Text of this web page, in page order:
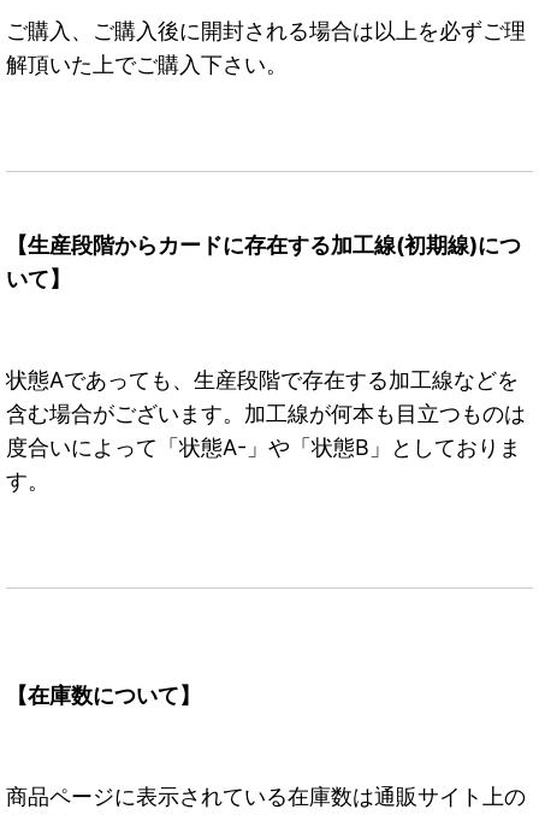
ご購入、ご購入後に開封される場合は以上を必ずご理
解頂いた上でご購入下さい。
【生産段階からカードに存在する加工線(初期線)につ
いて】
状態Aであっても、生産段階で存在する加工線などを
含む場合がございます。加工線が何本も目立つものは
度合いによって「状態A-」や「状態B」としておりま
す。
【在庫数について】
商品ページに表示されている在庫数は通販サイト上の